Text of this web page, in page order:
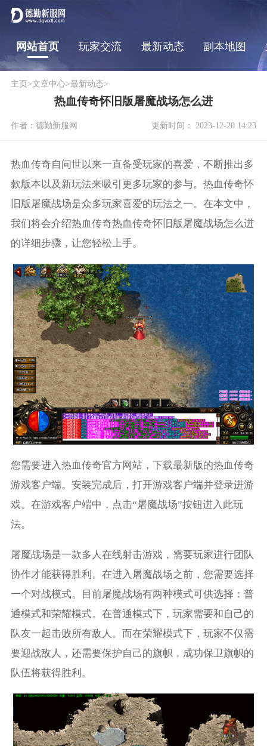
网站首页 玩家交流 最新动态 副本地图
主页>文章中心>最新动态>
热血传奇怀旧版屠魔战场怎么进
作者：德勤新服网 更新时间： 2023-12-20 14:23
热血传奇自问世以来一直备受玩家的喜爱，不断推出多
款版本以及新玩法来吸引更多玩家的参与。热血传奇怀
旧版屠魔战场是众多玩家喜爱的玩法之一。在本文中，
我们将会介绍热血传奇热血传奇怀旧版屠魔战场怎么进
的详细步骤，让您轻松上手。
您需要进入热血传奇官方网站，下载最新版的热血传奇
游戏客户端。安装完成后，打开游戏客户端并登录进游
戏。在游戏客户端中，点击“屠魔战场”按钮进入此玩
法。
屠魔战场是一款多人在线射击游戏，需要玩家进行团队
协作才能获得胜利。在进入屠魔战场之前，您需要选择
一个对战模式。目前屠魔战场有两种模式可供选择：普
通模式和荣耀模式。在普通模式下，玩家需要和自己的
队友一起击败所有敌人。而在荣耀模式下，玩家不仅需
要迎战敌人，还需要保护自己的旗帜，成功保卫旗帜的
队伍将获得胜利。